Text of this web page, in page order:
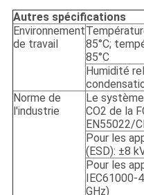
Autres spécifications
Environnement
de travail
85°C;
85°C
Humidité
Norme de
l'industrie
Le
CO2 de la
EN55022/
Pour les
(ESD): ±8
Pour les
GHz)